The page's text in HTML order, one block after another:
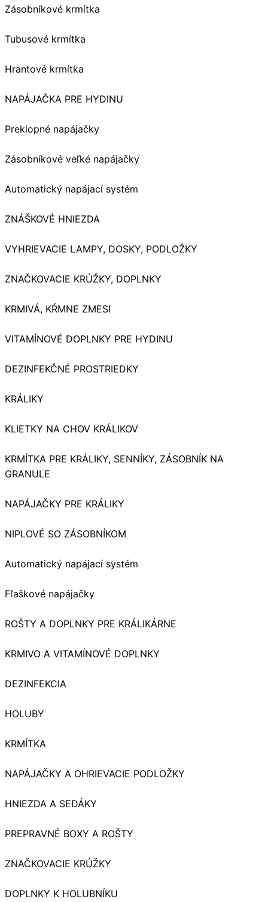
Zásobníkové krmítka
Tubusové krmítka
Hrantové krmítka
NAPÁJAČKA PRE HYDINU
Preklopné napájačky
Zásobníkové veľké napájačky
Automatický napájací systém
ZNÁŠKOVÉ HNIEZDA
VYHRIEVACIE LAMPY, DOSKY, PODLOŽKY
ZNAČKOVACIE KRÚŽKY, DOPLNKY
KRMIVÁ, KŔMNE ZMESI
VITAMÍNOVÉ DOPLNKY PRE HYDINU
DEZINFEKČNÉ PROSTRIEDKY
KRÁLIKY
KLIETKY NA CHOV KRÁLIKOV
KRMÍTKA PRE KRÁLIKY, SENNÍKY, ZÁSOBNÍK NA
GRANULE
NAPÁJAČKY PRE KRÁLIKY
NIPLOVÉ SO ZÁSOBNÍKOM
Automatický napájací systém
Fľaškové napájačky
ROŠTY A DOPLNKY PRE KRÁLIKÁRNE
KRMIVO A VITAMÍNOVÉ DOPLNKY
DEZINFEKCIA
HOLUBY
KRMÍTKA
NAPÁJAČKY A OHRIEVACIE PODLOŽKY
HNIEZDA A SEDÁKY
PREPRAVNÉ BOXY A ROŠTY
ZNAČKOVACIE KRÚŽKY
DOPLNKY K HOLUBNÍKU